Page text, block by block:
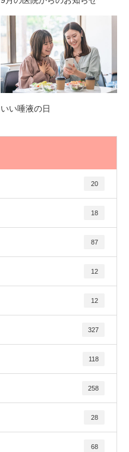
いい唾液の日
20
18
87
12
12
327
118
258
28
68